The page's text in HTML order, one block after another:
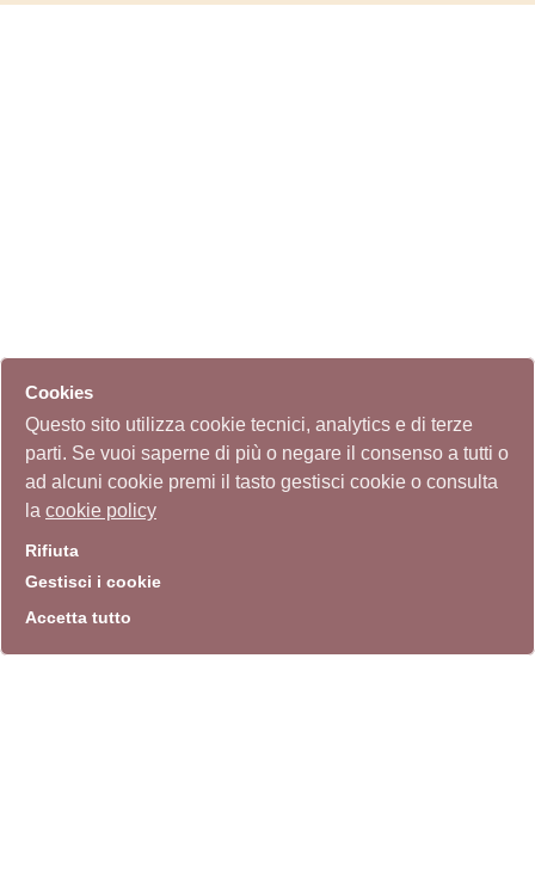
Cookies
Questo sito utilizza cookie tecnici, analytics e di terze
parti. Se vuoi saperne di più o negare il consenso a tutti o
ad alcuni cookie premi il tasto gestisci cookie o consulta
la cookie policy
Rifiuta
Gestisci i cookie
Accetta tutto